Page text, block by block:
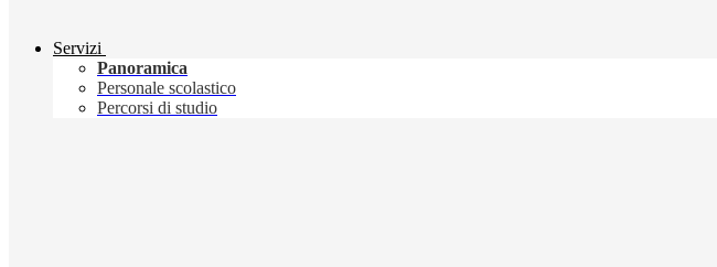
Servizi
Panoramica
Personale scolastico
Percorsi di studio